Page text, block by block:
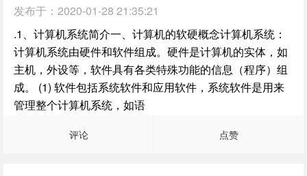
发布于： 2020-01-28 21:35:21
.1、计算机系统简介一、计算机的软硬概念计算机系统：
计算机系统由硬件和软件组成。硬件是计算机的实体，如
主机，外设等，软件具有各类特殊功能的信息（程序）组
成。 (1) 软件包括系统软件和应用软件，系统软件是用来
管理整个计算机系统，如语
评论 点赞